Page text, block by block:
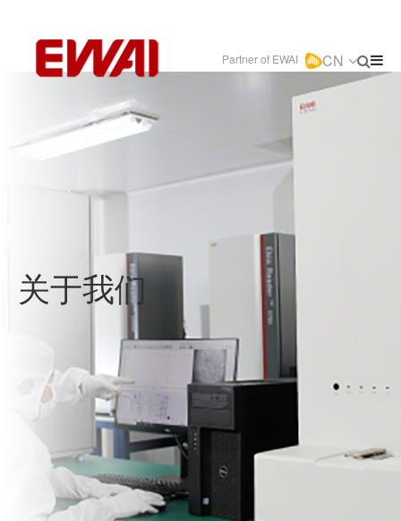
Partner of EWAI CN
关于我们